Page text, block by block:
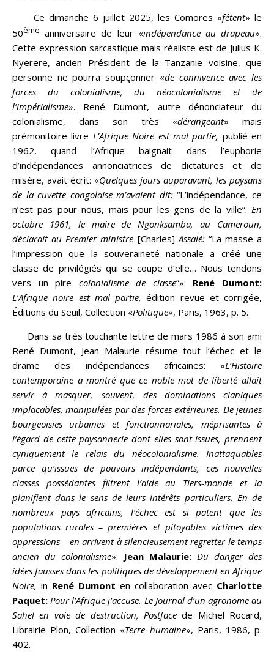
Ce dimanche 6 juillet 2025, les Comores «fêtent» le
50ème anniversaire de leur «indépendance au drapeau».
Cette expression sarcastique mais réaliste est de Julius K.
Nyerere, ancien Président de la Tanzanie voisine, que
personne ne pourra soupçonner «de connivence avec les
forces du colonialisme, du néocolonialisme et de
l’impérialisme». René Dumont, autre dénonciateur du
colonialisme, dans son très «dérangeant» mais
prémonitoire livre L’Afrique Noire est mal partie, publié en
1962, quand l’Afrique baignait dans l’euphorie
d’indépendances annonciatrices de dictatures et de
misère, avait écrit: «Quelques jours auparavant, les paysans
de la cuvette congolaise m’avaient dit:“L’indépendance, ce
n’est pas pour nous, mais pour les gens de la ville”. En
octobre 1961, le maire de Ngonksamba, au Cameroun,
déclarait au Premier ministre [Charles]Assalé: “La masse a
l’impression que la souveraineté nationale a créé une
classe de privilégiés qui se coupe d’elle… Nous tendons
vers un pire colonialisme de classe”»: René Dumont:
L’Afrique noire est mal partie, édition revue et corrigée,
Éditions du Seuil, Collection «Politique», Paris, 1963, p. 5.
Dans sa très touchante lettre de mars 1986 à son ami
René Dumont, Jean Malaurie résume tout l’échec et le
drame des indépendances africaines: «L’Histoire
contemporaine a montré que ce noble mot de liberté allait
servir à masquer, souvent, des dominations claniques
implacables, manipulées par des forces extérieures. De jeunes
bourgeoisies urbaines et fonctionnariales, méprisantes à
l’égard de cette paysannerie dont elles sont issues, prennent
cyniquement le relais du néocolonialisme. Inattaquables
parce qu’issues de pouvoirs indépendants, ces nouvelles
classes possédantes filtrent l’aide au Tiers-monde et la
planifient dans le sens de leurs intérêts particuliers. En de
nombreux pays africains, l’échec est si patent que les
populations rurales – premières et pitoyables victimes des
oppressions – en arrivent à silencieusement regretter le temps
ancien du colonialisme»: Jean Malaurie: Du danger des
idées fausses dans les politiques de développement en Afrique
Noire, in René Dumont en collaboration avec Charlotte
Paquet: Pour l’Afrique j’accuse. Le Journal d’un agronome au
Sahel en voie de destruction, Postfacede Michel Rocard,
Librairie Plon, Collection «Terre humaine», Paris, 1986, p.
402.